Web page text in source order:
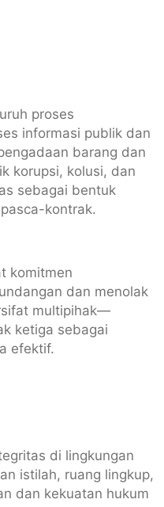
proses
informasi publik dan
barang dan
korupsi, kolusi, dan
sebagai bentuk
kontrak.
komitmen
dan menolak
multipihak—
ketiga sebagai
efektif.
di lingkungan
istilah, ruang lingkup,
dan kekuatan hukum